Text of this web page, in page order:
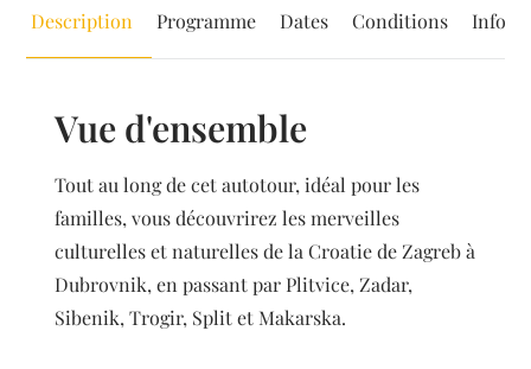
Description Programme Dates Conditions
Vue d'ensemble
Tout au long de cet autotour, idéal pour les
familles, vous découvrirez les merveilles
culturelles et naturelles de la Croatie de Zagreb à
Dubrovnik, en passant par Plitvice, Zadar,
Sibenik, Trogir, Split et Makarska.